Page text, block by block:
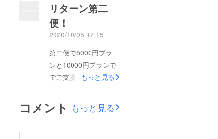
リターン第二
便！
2020/10/05 17:15
第二便で5000円プラ
ンと10000円プランで
でご支援頂いた方々
ご連絡を差し上げまし
た～。20000円プラン
もっと見る
コメント もっと見る